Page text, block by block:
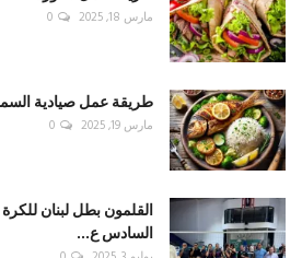
مارس 18, 2025 0
طريقة عمل صيادية
مارس 19, 2025 0
القلمون بطل لبنان
السادس ع...